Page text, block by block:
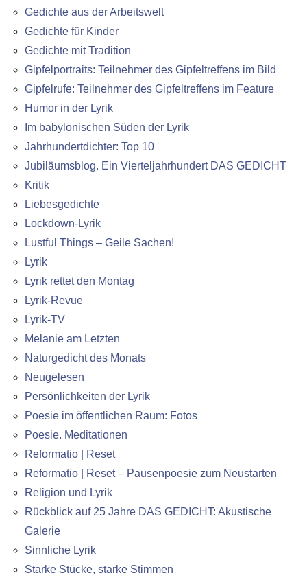
Gedichte aus der Arbeitswelt
Gedichte für Kinder
Gedichte mit Tradition
Gipfelportraits: Teilnehmer des Gipfeltreffens im Bild
Gipfelrufe: Teilnehmer des Gipfeltreffens im Feature
Humor in der Lyrik
Im babylonischen Süden der Lyrik
Jahrhundertdichter: Top 10
Jubiläumsblog. Ein Vierteljahrhundert DAS GEDICHT
Kritik
Liebesgedichte
Lockdown-Lyrik
Lustful Things – Geile Sachen!
Lyrik
Lyrik rettet den Montag
Lyrik-Revue
Lyrik-TV
Melanie am Letzten
Naturgedicht des Monats
Neugelesen
Persönlichkeiten der Lyrik
Poesie im öffentlichen Raum: Fotos
Poesie. Meditationen
Reformatio | Reset
Reformatio | Reset – Pausenpoesie zum Neustarten
Religion und Lyrik
Rückblick auf 25 Jahre DAS GEDICHT: Akustische
Galerie
Sinnliche Lyrik
Starke Stücke, starke Stimmen